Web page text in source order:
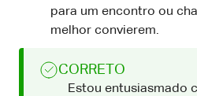
para um encontro ou
melhor convierem.
CORRETO
Estou entusiasmado